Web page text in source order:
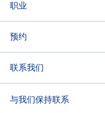
职业
预约
联系我们
与我们保持联系